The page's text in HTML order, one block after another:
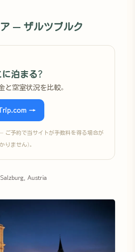
— ザルツブルク
泊まる?
と空室状況を比較。
→
ご予約で当サイトが手数料を得る場合が
りません)。
Salzburg, Austria